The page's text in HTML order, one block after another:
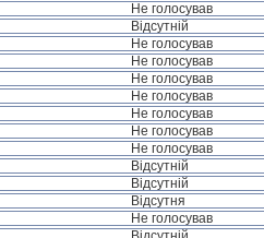
Не голосував
Відсутній
Не голосував
Не голосував
Не голосував
Не голосував
Не голосував
Не голосував
Не голосував
Відсутній
Відсутній
Відсутня
Не голосував